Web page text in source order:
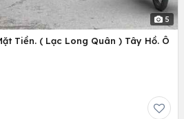
5
Tiền. ( Lạc Long Quân ) Tây Hồ. Ô